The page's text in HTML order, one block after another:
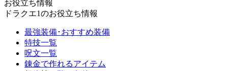
お役立ち情報
ドラクエ1のお役立ち情報
最強装備･おすすめ装備
特技一覧
呪文一覧
錬金で作れるアイテム